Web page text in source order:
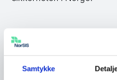
Samtykke
Bank- og
blant de største
bekymringene